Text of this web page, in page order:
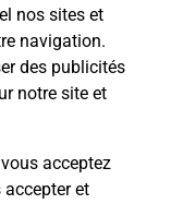
nos sites et
navigation.
des publicités
notre site et
acceptez
et
la route